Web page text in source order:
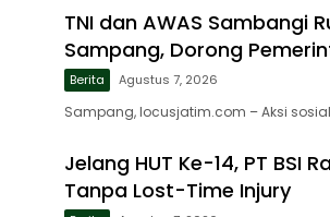
TNI dan AWAS Sambangi
Sampang, Dorong
Berita Agustus 7, 2026
Sampang, locusjatim.com – Aksi
Jelang HUT Ke-14, PT BSI
Tanpa Lost-Time Injury